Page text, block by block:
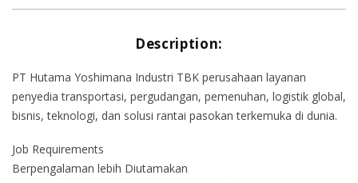
Description:
PT Hutama Yoshimana Industri TBK perusahaan layanan
penyedia transportasi, pergudangan, pemenuhan, logistik global,
bisnis, teknologi, dan solusi rantai pasokan terkemuka di dunia.
Job Requirements
Berpengalaman lebih Diutamakan